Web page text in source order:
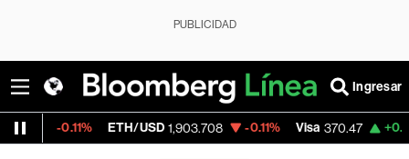
PUBLICIDAD
Ingresar
ETH/USD 1,903.708 -0.11% Visa 370.47 +0.52%